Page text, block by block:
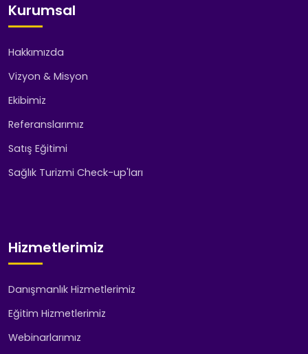
Kurumsal
Hakkımızda
Vizyon & Misyon
Ekibimiz
Referanslarımız
Satış Eğitimi
Sağlık Turizmi Check-up'ları
Hizmetlerimiz
Danışmanlık Hizmetlerimiz
Eğitim Hizmetlerimiz
Webinarlarımız